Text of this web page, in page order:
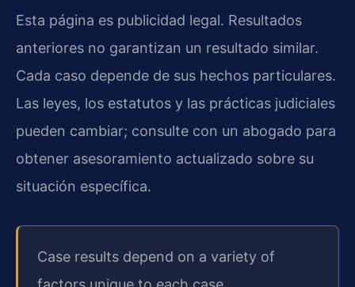
Esta página es publicidad legal. Resultados
anteriores no garantizan un resultado similar.
Cada caso depende de sus hechos particulares.
Las leyes, los estatutos y las prácticas judiciales
pueden cambiar; consulte con un abogado para
obtener asesoramiento actualizado sobre su
situación específica.
Case results depend on a variety of